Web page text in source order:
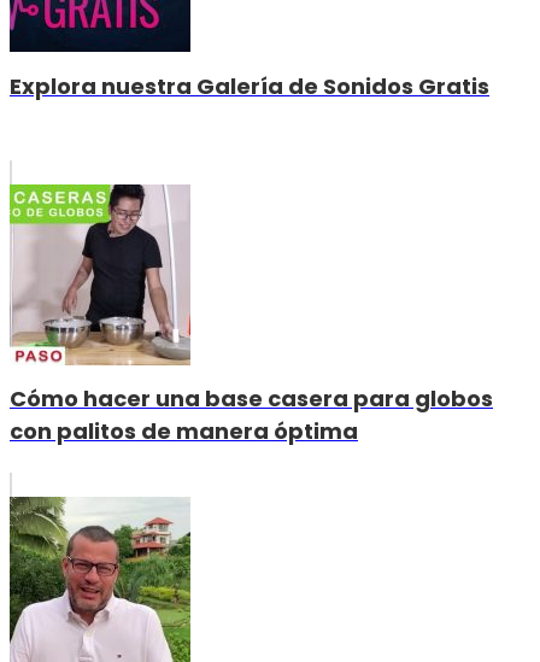
Explora nuestra Galería de Sonidos Gratis
Cómo hacer una base casera para globos
con palitos de manera óptima